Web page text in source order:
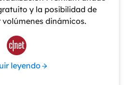
y la posibilidad de
dinámicos.

leyendo